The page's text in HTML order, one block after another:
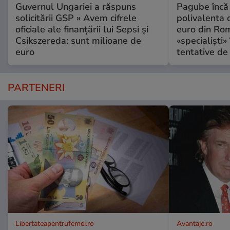
Guvernul Ungariei a răspuns
solicitării GSP » Avem cifrele
oficiale ale finanțării lui Sepsi și
Csikszereda: sunt milioane de
euro
Pagube
polivalenta
euro din
tentative de
PARTENERI
Libertateapentrufemei.ro Avantaje.ro